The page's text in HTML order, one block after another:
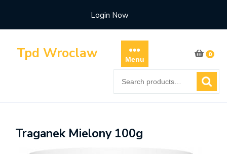
content
Login Now
Tpd Wroclaw Menu
0
for:
Traganek Mielony 100g